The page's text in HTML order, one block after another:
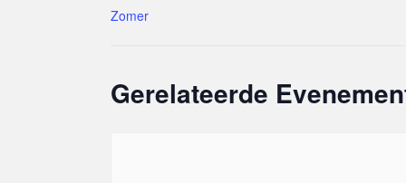
Zomer
Gerelateerde